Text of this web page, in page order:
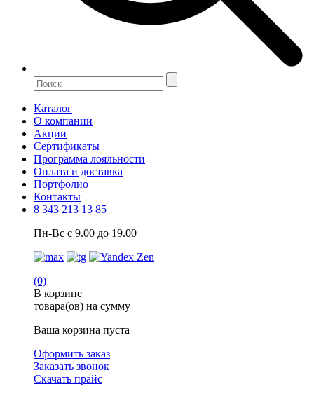
Каталог
О компании
Акции
Сертификаты
Программа лояльности
Оплата и доставка
Портфолио
Контакты
8 343 213 13 85
Пн-Вс с 9.00 до 19.00
(0)
В корзине
товара(ов) на сумму
Ваша корзина пуста
Оформить заказ
Заказать звонок
Скачать прайс